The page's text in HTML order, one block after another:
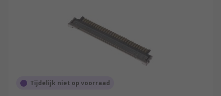
Tijdelijk niet op voorraad